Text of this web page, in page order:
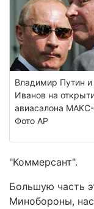
Владимир Путин и
Иванов на
авиасалона
Фото АР
"Коммерсант".
Большую часть
Минобороны,